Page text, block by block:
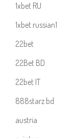
1xbet RU
1xbet russian1
22bet
22Bet BD
22bet IT
888starz bd
austria